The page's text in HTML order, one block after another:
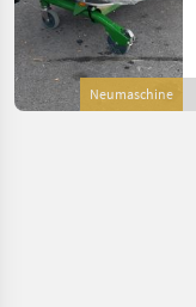
Neumaschine